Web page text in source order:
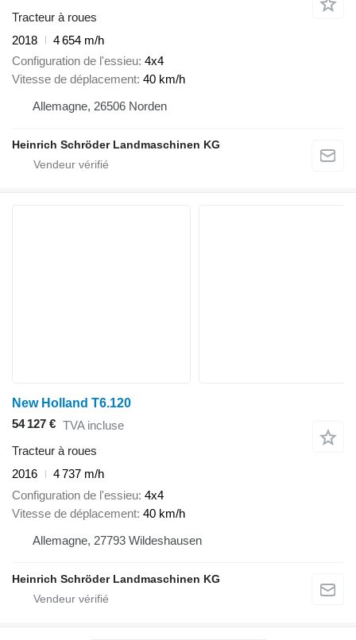
Tracteur à roues
2018
4 654 m/h
Configuration de l'essieu 4x4
Vitesse de déplacement 40 km/h
Allemagne, 26506 Norden
Heinrich Schröder Landmaschinen KG
New Holland T6.120
54 127 € TVA incluse
Tracteur à roues
2016
4 737 m/h
Configuration de l'essieu 4x4
Vitesse de déplacement 40 km/h
Allemagne, 27793 Wildeshausen
Heinrich Schröder Landmaschinen KG